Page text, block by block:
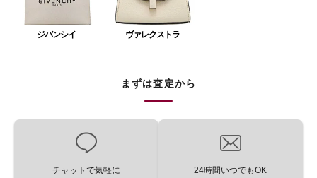
ジバンシイ ヴァレクストラ
まずは査定から
チャットで気軽に 24時間いつでもOK